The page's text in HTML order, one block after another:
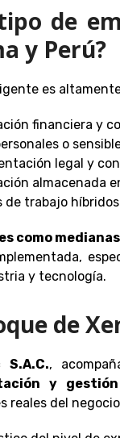
de
y Perú?
es
financiera y
o
legal y
almacenada
de trabajo
como
y tecnología.
de
,
y
reales del